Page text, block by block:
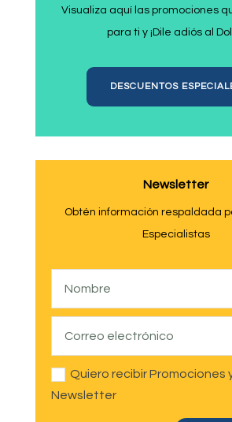
Visualiza aquí las promociones
para ti y ¡Dile adiós al
DESCUENTOS
Newsletter
Obtén información respaldada
Especialistas
Quiero recibir Promociones
Newsletter